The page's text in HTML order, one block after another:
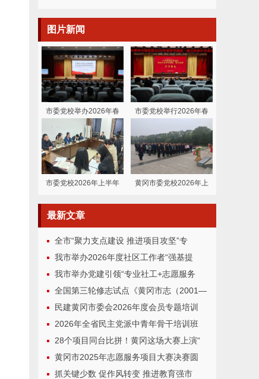
图片新闻
市委党校举办2026年春 市委党校举行2026年春
市委党校2026年上半年 黄冈市委党校2026年上
最新文章
全市“聚力支点建设 推进项目攻坚”专
我市举办2026年度社区工作者“强基提
我市举办党建引领“专业社工+志愿服务
全国第三轮修志试点《黄冈市志（2001—
民建黄冈市委会2026年度会员专题培训
2026年全省民主党派中青年骨干培训班
28个项目同台比拼！黄冈这场大赛上演“
黄冈市2025年志愿服务项目大赛决赛圆
抓关键少数 促作风转变 推进教育强市